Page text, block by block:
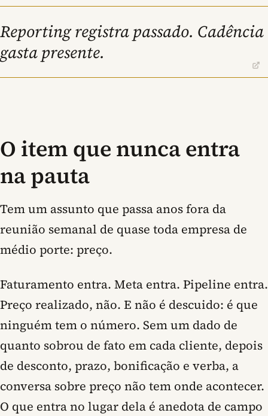
Reporting registra passado. Cadência
gasta presente.
O item que nunca entra
na pauta
Tem um assunto que passa anos fora da
reunião semanal de quase toda empresa de
médio porte: preço.
Faturamento entra. Meta entra. Pipeline entra.
Preço realizado, não. E não é descuido: é que
ninguém tem o número. Sem um dado de
quanto sobrou de fato em cada cliente, depois
de desconto, prazo, bonificação e verba, a
conversa sobre preço não tem onde acontecer.
O que entra no lugar dela é anedota de campo